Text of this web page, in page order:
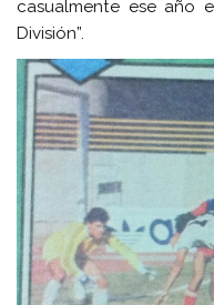
casualmente ese año
División”.